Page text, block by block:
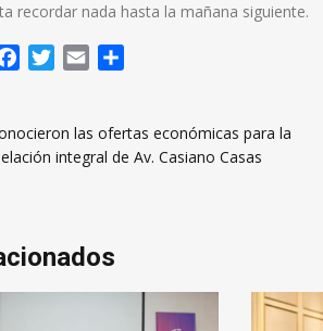
recordar nada hasta la mañana siguiente.
FacebookTwitter
Email
las ofertas económicas para la
integral de Av. Casiano Casas